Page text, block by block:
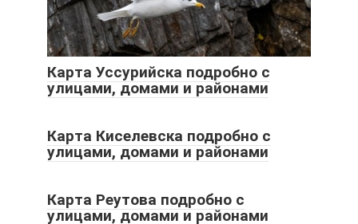
Карта Уссурийска подробно с
улицами, домами и районами
Карта Киселевска подробно с
улицами, домами и районами
Карта Реутова подробно с
улицами, домами и районами